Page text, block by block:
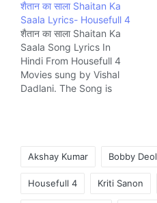
शैतान का साला Shaitan Ka
Saala Lyrics- Housefull 4
शैतान का साला Shaitan Ka
Saala Song Lyrics In
Hindi From Housefull 4
Movies sung by Vishal
Dadlani. The Song is
Akshay Kumar Bobby Deol
Housefull 4 Kriti Sanon